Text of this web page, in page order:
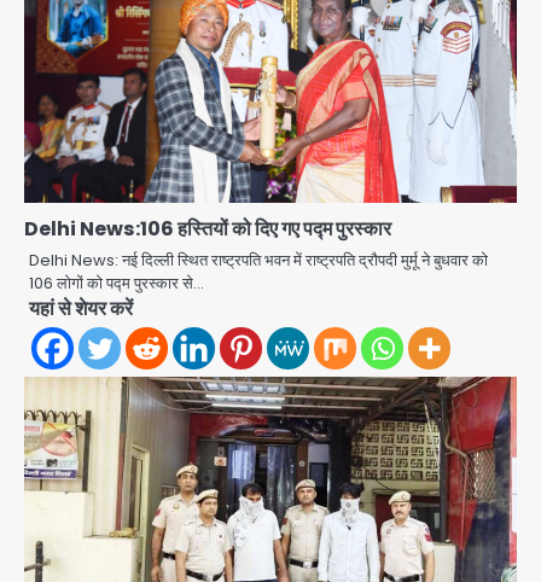
Delhi News:106 हस्तियों को दिए गए पद्म पुरस्कार
Delhi News: नई दिल्ली स्थित राष्ट्रपति भवन में राष्ट्रपति द्रौपदी मुर्मू ने बुधवार को
106 लोगों को पद्म पुरस्कार से…
यहां से शेयर करें
2
Baramati Airport Plane Crash:
रनवे पर ट्रेनी विमान क्रैश, जांच शुरू
Avinash Kumar
3
पुणे में प्रशिक्षण विमान हादसे का शिकार, कोई
हताहत नहीं
Team JHJ
4
Greater Noida Gas
Connection Fraud: बुजुर्ग से वीडियो
कॉल पर 9.77 लाख की साइबर फ्रॉड
Avinash Kumar